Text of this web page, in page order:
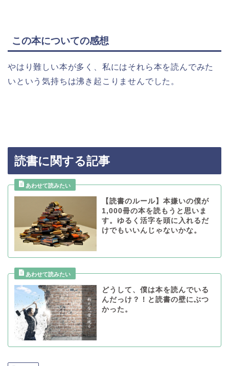
この本についての感想
やはり難しい本が多く、私にはそれら本を読んでみた
いという気持ちは沸き起こりませんでした。
読書に関する記事
【読書のルール】本嫌いの僕が
1,000冊の本を読もうと思いま
す。ゆるく活字を頭に入れるだ
けでもいいんじゃないかな。
どうして、僕は本を読んでいる
んだっけ？！と読書の壁にぶつ
かった。